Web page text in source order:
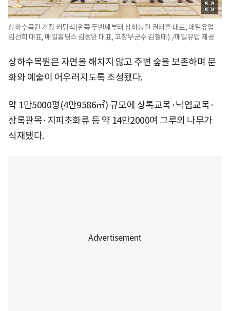
상하수목원 개장 커팅식(왼쪽 두번째부터 상하농원 권태훈 대표, 매일유업
김선희 대표, 매일홀딩스 김정완 대표, 고창부군수 김철태). /매일유업 제공
상하수목원은 자연을 해치지 않고 주변 숲을 보존하며 문
화와 예술이 어우러지도록 조성됐다.
약 1만5000평(4만9586㎡) 규모에 상록교목·낙엽교목·
상록관목·지피초화류 등 약 14만2000여 그루의 나무가
식재됐다.